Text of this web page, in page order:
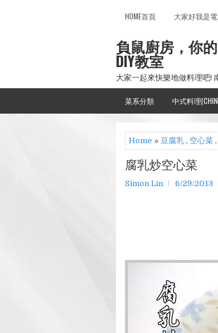
HOME首頁 大家好我是
負鼠廚房，你
DIY教室
大家一起來快樂地做料理吧!
菜系分類 中式料理
Home » 豆腐乳 , 空心菜 ,
腐乳炒空心菜
Simon Lin 6/29/2013